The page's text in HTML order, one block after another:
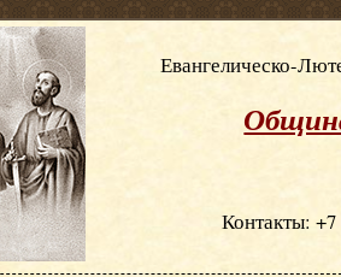
Евангелическо-
Контакты: +7